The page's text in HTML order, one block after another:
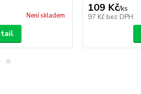
Není skladem
109 Kč/ks
97 Kč bez DPH